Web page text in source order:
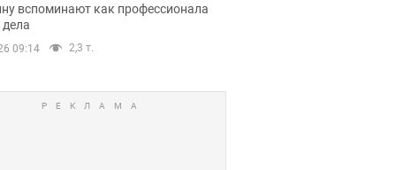
вспоминают как профессионала
дела
09:14 2,3 т.